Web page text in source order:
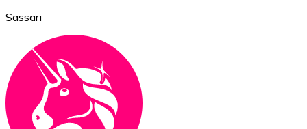
Ethereum
ETH
Sassari